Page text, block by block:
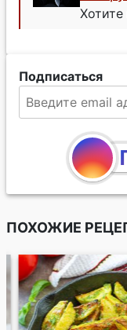
Хотите
Подписаться
ПОХОЖИЕ